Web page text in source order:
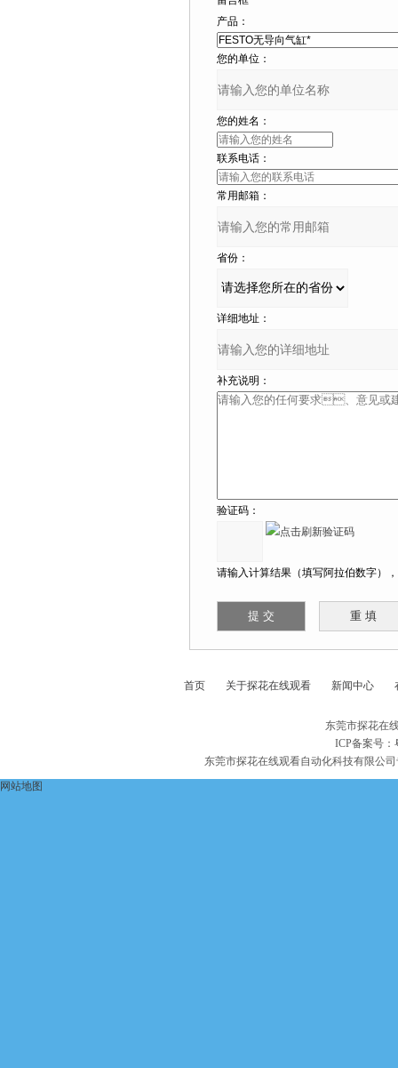
产品：
您的单位：
您的姓名：
联系电话：
常用邮箱：
省份：
详细地址：
补充说明：
验证码：
请输入计算结果（填写阿拉伯数字），
首页 关于探花在线观看 新闻中心
东莞市探花在
ICP备案号：
东莞市探花在线观看自动化科技有限公
网站地图